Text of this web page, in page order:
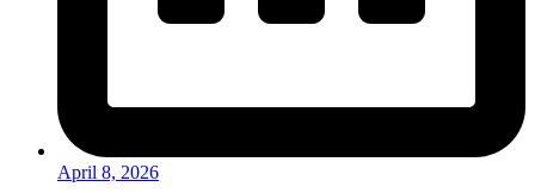
April 8, 2026